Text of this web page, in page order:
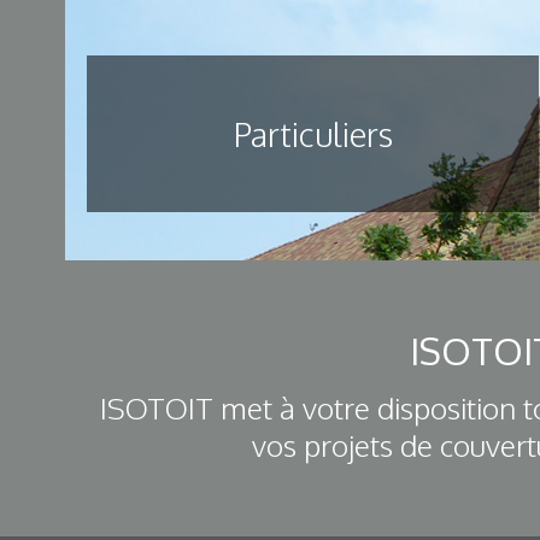
Particuliers
ISOTOIT met à votre disposition
vos projets de